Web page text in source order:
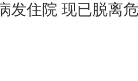
发住院 现已脱离